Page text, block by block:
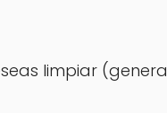
limpiar